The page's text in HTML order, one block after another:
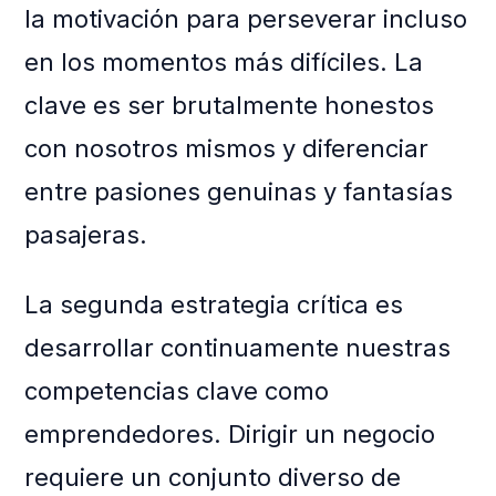
la motivación para perseverar incluso
en los momentos más difíciles. La
clave es ser brutalmente honestos
con nosotros mismos y diferenciar
entre pasiones genuinas y fantasías
pasajeras.
La segunda estrategia crítica es
desarrollar continuamente nuestras
competencias clave como
emprendedores. Dirigir un negocio
requiere un conjunto diverso de